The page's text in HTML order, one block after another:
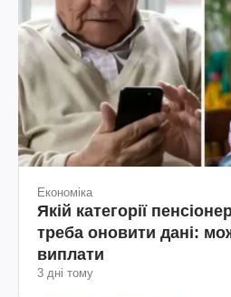
Економіка
Якій категорії
треба оновити дані:
виплати
3 дні тому